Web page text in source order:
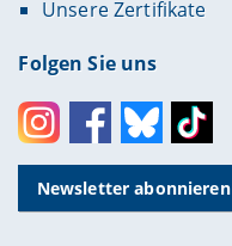
Unsere Zertifikate
Folgen Sie uns
InstagramFacebookBlueskyToktok
Newsletter abonnieren